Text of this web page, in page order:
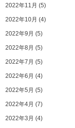
2022年11月 (5)
2022年10月 (4)
2022年9月 (5)
2022年8月 (5)
2022年7月 (5)
2022年6月 (4)
2022年5月 (5)
2022年4月 (7)
2022年3月 (4)